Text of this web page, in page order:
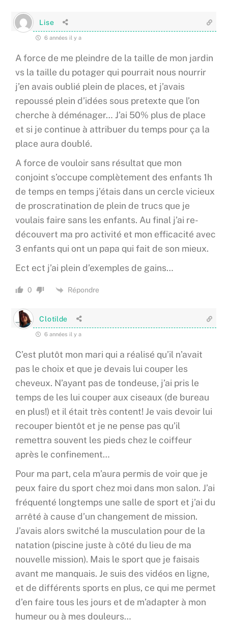
Lise
6 années il y a
A force de me pleindre de la taille de mon jardin
vs la taille du potager qui pourrait nous nourrir
j’en avais oublié plein de places, et j’avais
repoussé plein d’idées sous pretexte que l’on
cherche à déménager… J’ai 50% plus de place
et si je continue à attribuer du temps pour ça la
place aura doublé.
A force de vouloir sans résultat que mon
conjoint s’occupe complètement des enfants 1h
de temps en temps j’étais dans un cercle vicieux
de proscratination de plein de trucs que je
voulais faire sans les enfants. Au final j’ai re-
découvert ma pro activité et mon efficacité avec
3 enfants qui ont un papa qui fait de son mieux.
Ect ect j’ai plein d’exemples de gains…
0 Répondre
Clotilde
6 années il y a
C’est plutôt mon mari qui a réalisé qu’il n’avait
pas le choix et que je devais lui couper les
cheveux. N’ayant pas de tondeuse, j’ai pris le
temps de les lui couper aux ciseaux (de bureau
en plus!) et il était très content! Je vais devoir lui
recouper bientôt et je ne pense pas qu’il
remettra souvent les pieds chez le coiffeur
après le confinement…
Pour ma part, cela m’aura permis de voir que je
peux faire du sport chez moi dans mon salon. J’ai
fréquenté longtemps une salle de sport et j’ai du
arrêté à cause d’un changement de mission.
J’avais alors switché la musculation pour de la
natation (piscine juste à côté du lieu de ma
nouvelle mission). Mais le sport que je faisais
avant me manquais. Je suis des vidéos en ligne,
et de différents sports en plus, ce qui me permet
d’en faire tous les jours et de m’adapter à mon
humeur ou à mes douleurs…